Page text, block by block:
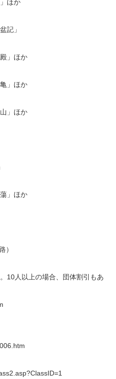
ほか
記」
」ほか
」ほか
」ほか
」ほか
）
10人以上の場合、団体割引もあ